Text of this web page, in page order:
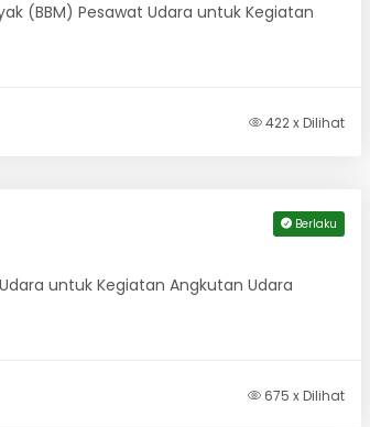
(BBM) Pesawat Udara untuk Kegiatan
422 x Dilihat
Berlaku
untuk Kegiatan Angkutan Udara
675 x Dilihat